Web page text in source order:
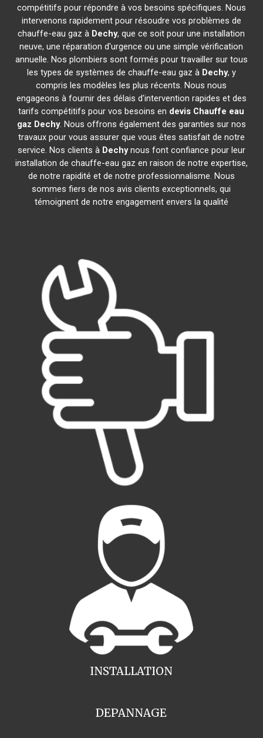
compétitifs pour répondre à vos besoins spécifiques. Nous
intervenons rapidement pour résoudre vos problèmes de
chauffe-eau gaz à Dechy, que ce soit pour une installation
neuve, une réparation d'urgence ou une simple vérification
annuelle. Nos plombiers sont formés pour travailler sur tous
les types de systèmes de chauffe-eau gaz à Dechy, y
compris les modèles les plus récents. Nous nous
engageons à fournir des délais d'intervention rapides et des
tarifs compétitifs pour vos besoins en devis Chauffe eau
gaz Dechy. Nous offrons également des garanties sur nos
travaux pour vous assurer que vous êtes satisfait de notre
service. Nos clients à Dechynous font confiance pour leur
installation de chauffe-eau gaz en raison de notre expertise,
de notre rapidité et de notre professionnalisme. Nous
sommes fiers de nos avis clients exceptionnels, qui
témoignent de notre engagement envers la qualité
INSTALLATION
DEPANNAGE